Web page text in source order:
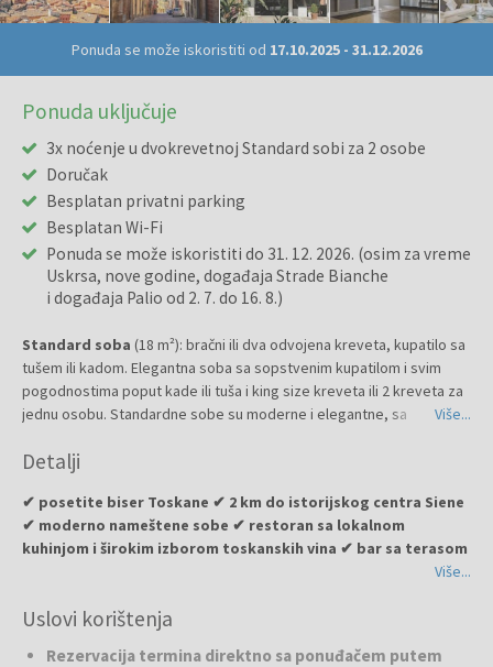
Ponuda se može iskoristiti od 17.10.2025- 31.12.2026
Ponuda uključuje
3x noćenje u dvokrevetnoj Standard sobi za 2 osobe
Doručak
Besplatan privatni parking
Besplatan Wi-Fi
Ponuda se može iskoristiti do 31. 12. 2026. (osim za vreme
Uskrsa, nove godine, događaja Strade Bianche
i događaja Palio od 2. 7. do 16. 8.)
Standard soba (18 m²): bračni ili dva odvojena kreveta, kupatilo sa
tušem ili kadom. Elegantna soba sa sopstvenim kupatilom i svim
pogodnostima poput kade ili tuša i king size kreveta ili 2 kreveta za
jednu osobu. Standardne sobe su moderne i elegantne, sa
Više...
Detalji
✔ posetite biser Toskane ✔ 2 km do istorijskog centra Siene
✔ moderno nameštene sobe ✔ restoran sa lokalnom
kuhinjom i širokim izborom toskanskih vina ✔ bar sa terasom
rezidencijalnoj četvrti Scacciapensieri, u blizini
Više...
Uslovi korištenja
Rezervacija termina direktno sa ponuđačem putem